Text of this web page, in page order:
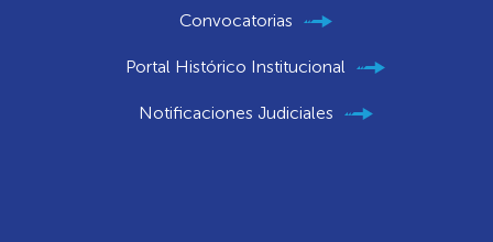
Convocatorias
Portal Histórico Institucional
Notificaciones Judiciales